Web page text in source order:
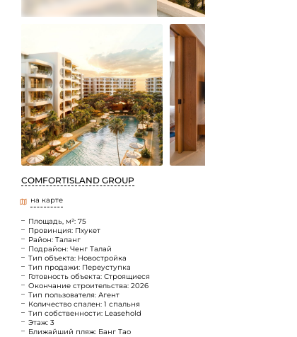
COMFORTISLAND GROUP
на карте
Площадь, м²: 75
Провинция: Пхукет
Район: Таланг
Подрайон: Ченг Талай
Тип объекта: Новостройка
Тип продажи: Переуступка
Готовность объекта: Строящиеся
Окончание строительства: 2026
Тип пользователя: Агент
Количество спален: 1 спальня
Тип собственности: Leasehold
Этаж: 3
Ближайший пляж: Банг Тао